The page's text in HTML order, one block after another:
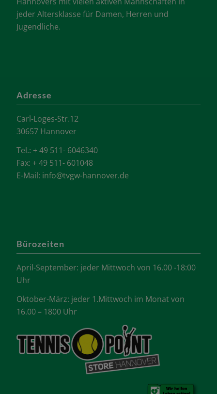
jeder Altersklasse für Damen, Herren und
Jugendliche.
Adresse
Carl-Loges-Str.12
30657 Hannover
Tel.: + 49 511- 6046340
Fax: + 49 511- 601048
E-Mail: info@tvgw-hannover.de
Bürozeiten
April-September: jeder Mittwoch von 16.00 -18:00
Uhr
Oktober-März: jeder 1.Mittwoch im Monat von
16.00 – 1800 Uhr